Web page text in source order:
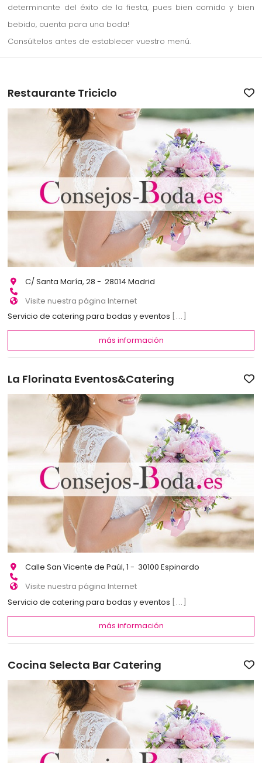
determinante del éxito de la fiesta, pues bien comido y bien
bebido, cuenta para una boda!
Consúltelos antes de establecer vuestro menú.
Restaurante Triciclo
C/ Santa María, 28 - 28014 Madrid
Visite nuestra página Internet
Servicio de catering para bodas y eventos [...]
más información
La Florinata Eventos&Catering
Calle San Vicente de Paúl, 1 - 30100 Espinardo
Visite nuestra página Internet
Servicio de catering para bodas y eventos [...]
más información
Cocina Selecta Bar Catering